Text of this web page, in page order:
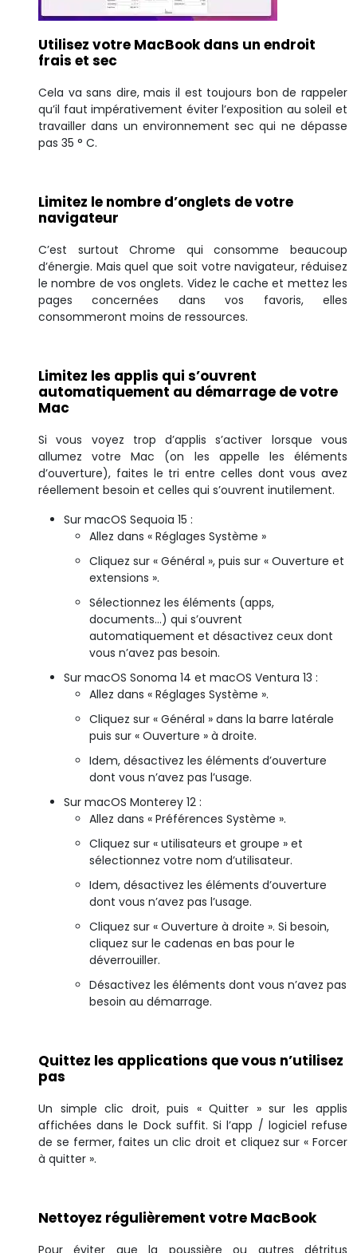
Utilisez votre MacBook dans un endroit
frais et sec
Cela va sans dire, mais il est toujours bon de rappeler
qu’il faut impérativement éviter l’exposition au soleil et
travailler dans un environnement sec qui ne dépasse
pas 35 ° C.
Limitez le nombre d’onglets de votre
navigateur
C’est surtout Chrome qui consomme beaucoup
d’énergie. Mais quel que soit votre navigateur, réduisez
le nombre de vos onglets. Videz le cache et mettez les
pages concernées dans vos favoris, elles
consommeront moins de ressources.
Limitez les applis qui s’ouvrent
automatiquement au démarrage de votre
Mac
Si vous voyez trop d’applis s’activer lorsque vous
allumez votre Mac (on les appelle les éléments
d’ouverture), faites le tri entre celles dont vous avez
réellement besoin et celles qui s’ouvrent inutilement.
Sur macOS Sequoia 15 :
Allez dans « Réglages Système »
Cliquez sur « Général », puis sur « Ouverture et
extensions ».
Sélectionnez les éléments (apps,
documents…) qui s’ouvrent
automatiquement et désactivez ceux dont
vous n’avez pas besoin.
Sur macOS Sonoma 14 et macOS Ventura 13 :
Allez dans « Réglages Système ».
Cliquez sur « Général » dans la barre latérale
puis sur « Ouverture » à droite.
Idem, désactivez les éléments d’ouverture
dont vous n’avez pas l’usage.
Sur macOS Monterey 12 :
Allez dans « Préférences Système ».
Cliquez sur « utilisateurs et groupe » et
sélectionnez votre nom d’utilisateur.
Idem, désactivez les éléments d’ouverture
dont vous n’avez pas l’usage.
Cliquez sur « Ouverture à droite ». Si besoin,
cliquez sur le cadenas en bas pour le
déverrouiller.
Désactivez les éléments dont vous n’avez pas
besoin au démarrage.
Quittez les applications que vous n’utilisez
pas
Un simple clic droit, puis « Quitter » sur les applis
affichées dans le Dock suffit. Si l’app / logiciel refuse
de se fermer, faites un clic droit et cliquez sur « Forcer
à quitter ».
Nettoyez régulièrement votre MacBook
Pour éviter que la poussière ou autres détritus